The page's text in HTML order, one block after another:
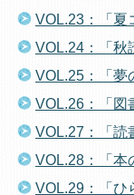
VOL.23：「夏
VOL.24：「秋
VOL.25：「夢
VOL.26：「図
VOL.27：「読
VOL.28：「本
VOL.29：「ひ